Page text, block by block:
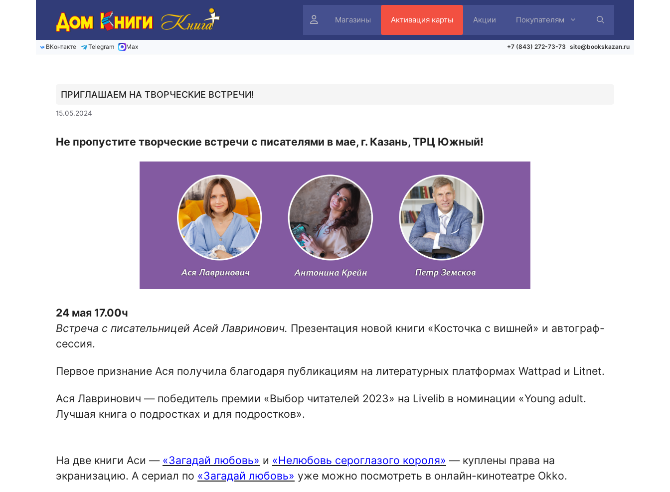
содержимому
ЛичныйМагазины Активация карты Акции Покупателям
ВКонтакте Telegram Max +7 (843) 272-73-73 site@bookskazan.ru
ПРИГЛАШАЕМ НА ТВОРЧЕСКИЕ ВСТРЕЧИ!
15.05.2024
Не пропустите творческие встречи с писателями в мае, г. Казань, ТРЦ Южный!
24 мая 17.00ч
Встреча с писательницей Асей Лавринович. Презентация новой книги «Косточка с вишней» и автограф-
сессия.
Первое признание Ася получила благодаря публикациям на литературных платформах Wattpad и Litnet.
Ася Лавринович — победитель премии «Выбор читателей 2023» на Livelib в номинации «Young adult.
Лучшая книга о подростках и для подростков».
На две книги Аси — «Загадай любовь» и «Нелюбовь сероглазого короля» — куплены права на
экранизацию. А сериал по «Загадай любовь» уже можно посмотреть в онлайн-кинотеатре Okko.